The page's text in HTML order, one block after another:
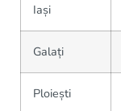
Iași
Galați
Ploiești